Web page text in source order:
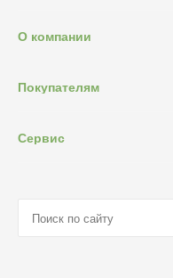
О компании
Покупателям
Сервис